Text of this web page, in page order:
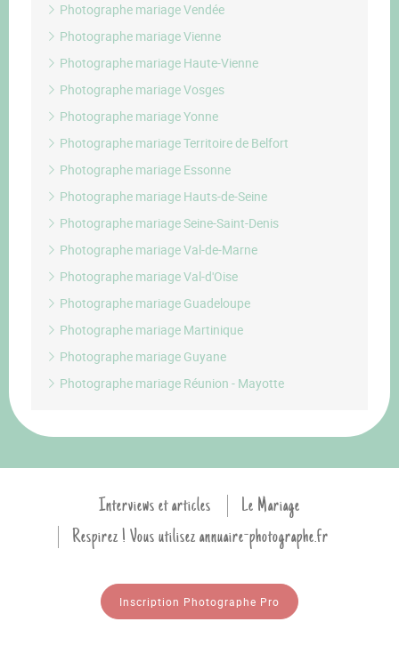
Photographe mariage Vendée
Photographe mariage Vienne
Photographe mariage Haute-Vienne
Photographe mariage Vosges
Photographe mariage Yonne
Photographe mariage Territoire de Belfort
Photographe mariage Essonne
Photographe mariage Hauts-de-Seine
Photographe mariage Seine-Saint-Denis
Photographe mariage Val-de-Marne
Photographe mariage Val-d'Oise
Photographe mariage Guadeloupe
Photographe mariage Martinique
Photographe mariage Guyane
Photographe mariage Réunion - Mayotte
Interviews et articles
Le Mariage
Respirez ! Vous utilisez annuaire-photographe.fr
Inscription Photographe Pro